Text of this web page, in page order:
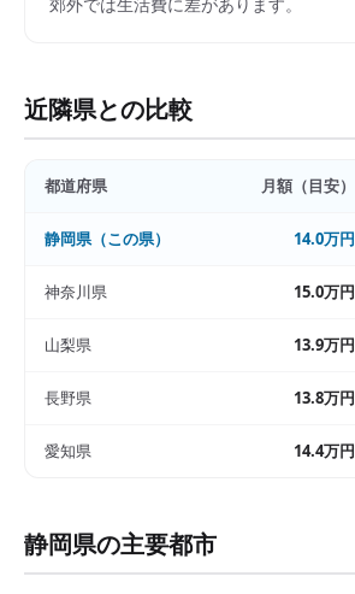
近隣県との比較
都道府県 月額（目安）
静岡県（この県） 14.0万円
神奈川県 15.0万円
山梨県 13.9万円
長野県 13.8万円
愛知県 14.4万円
静岡県の主要都市